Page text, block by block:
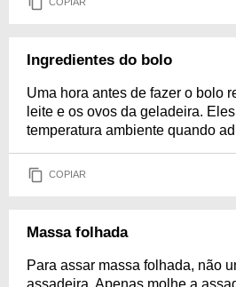
Ingredientes do bolo
Uma hora antes de fazer o bolo
leite e os ovos da geladeira.
temperatura ambiente quando
COPIAR
Massa folhada
Para assar massa folhada, não
assadeira. Apenas molhe a